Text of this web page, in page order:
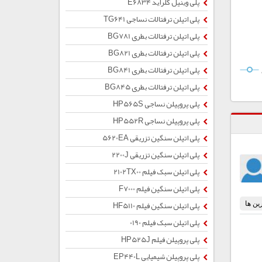
پلی اتیلن ترفتالات نساجی TG641
پلی اتیلن ترفتالات بطری BG781
پلی اتیلن ترفتالات بطری BG821
پلی اتیلن ترفتالات بطری BG841
پلی اتیلن ترفتالات بطری BG845
پلی پروپیلن نساجی HP565S
پلی پروپیلن نساجی HP552R
پلی اتیلن سنگین تزریقی 5620EA
پلی اتیلن سنگین تزریقی 2200J
پلی اتیلن سبک فیلم 2102TX00
پلی اتیلن سنگین فیلم F7000
پلی اتیلن سنگین فیلم HF5110
پلی اتیلن سبک فیلم 0190
پلی پروپیلن فیلم HP525J
پلی پروپیلن شیمیایی EP440L